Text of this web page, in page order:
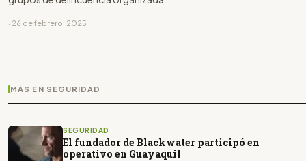
· 26 de febrero, 2025
MÁS EN SEGURIDAD
SEGURIDAD
El fundador de Blackwater participó en
operativo en Guayaquil